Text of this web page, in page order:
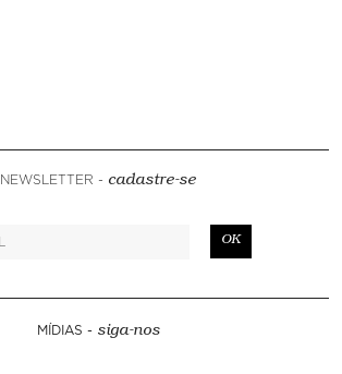
NEWSLETTER - cadastre-se
OK
MÍDIAS - siga-nos